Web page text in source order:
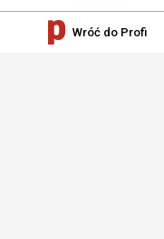
Wróć do Profi